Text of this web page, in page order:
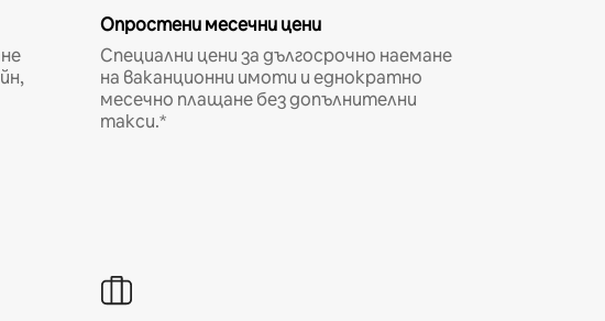
Опростени месечни цени
Специални цени за дългосрочно наемане
на ваканционни имоти и еднократно
месечно плащане без допълнителни
такси.*